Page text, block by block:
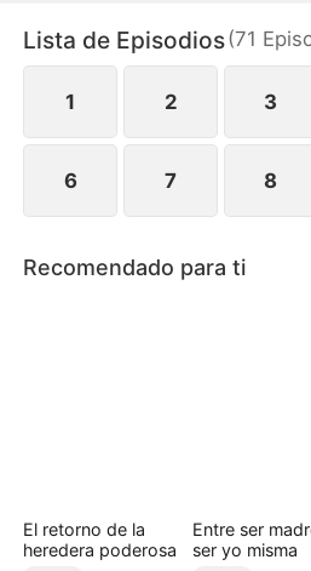
hija unieron fuerzas para
hacia el éxito, decididas a
una lección a su padre
Lista de Episodios(71
1 2 3
6 7 8
Recomendado para ti
El retorno de la
heredera poderosa
Entre ser
ser yo misma